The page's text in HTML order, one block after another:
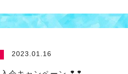
2023.01.16